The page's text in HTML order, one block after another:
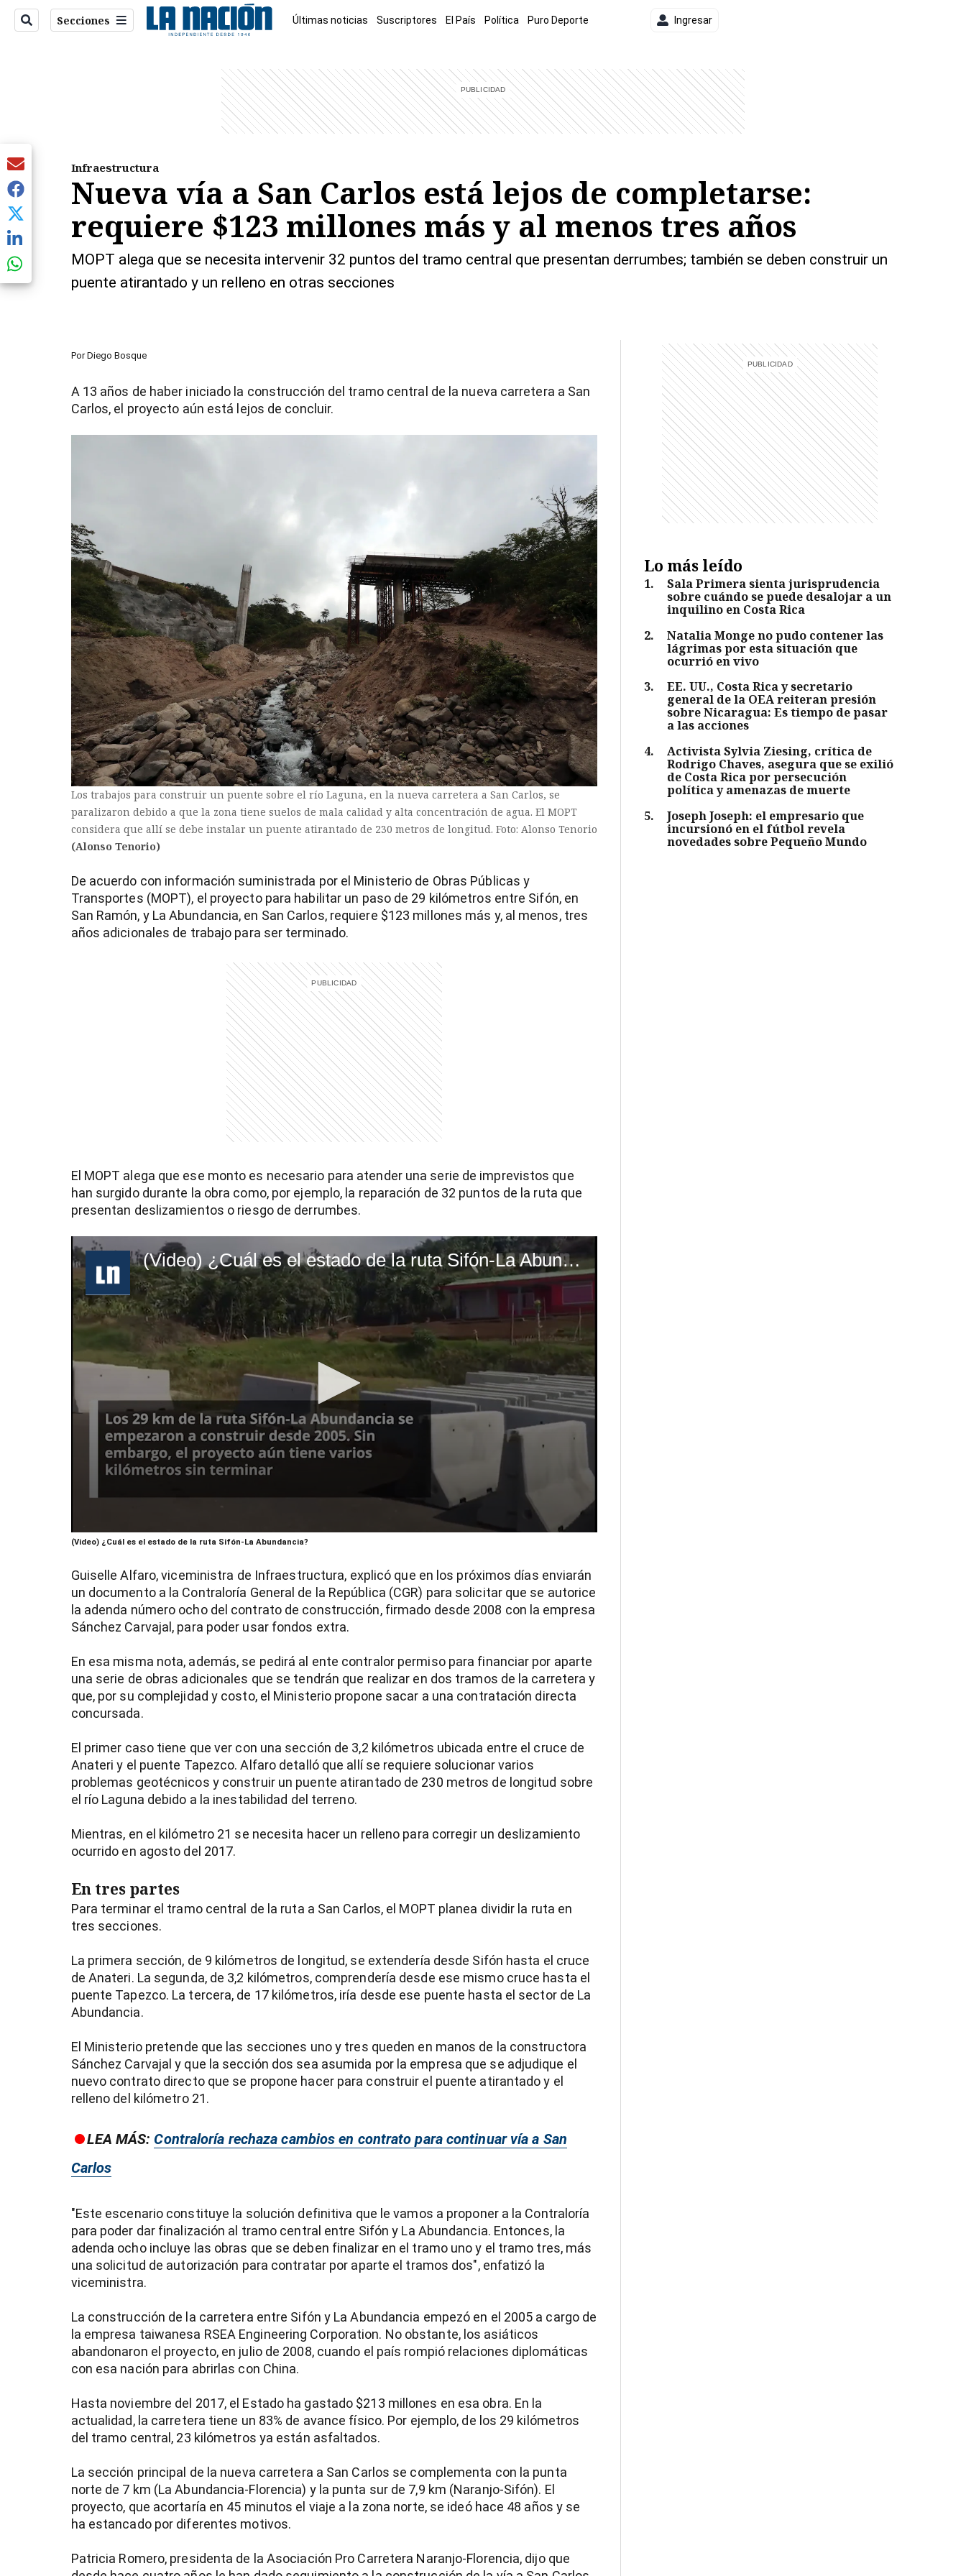
Secciones Últimas noticias Suscriptores El País Política Puro Deporte Ingresar
Infraestructura
Nueva vía a San Carlos está lejos de completarse:
requiere $123 millones más y al menos tres años
MOPT alega que se necesita intervenir 32 puntos del tramo central que presentan derrumbes; también se deben construir un
puente atirantado y un relleno en otras secciones
Por Diego Bosque
A 13 años de haber iniciado la construcción del tramo central de la nueva carretera a San
Carlos, el proyecto aún está lejos de concluir.
Los trabajos para construir un puente sobre el río Laguna, en la nueva carretera a San Carlos, se
paralizaron debido a que la zona tiene suelos de mala calidad y alta concentración de agua. El MOPT
considera que allí se debe instalar un puente atirantado de 230 metros de longitud. Foto: Alonso Tenorio
(Alonso Tenorio)
De acuerdo con información suministrada por el Ministerio de Obras Públicas y
Transportes (MOPT), el proyecto para habilitar un paso de 29 kilómetros entre Sifón, en
San Ramón, y La Abundancia, en San Carlos, requiere $123 millones más y, al menos, tres
años adicionales de trabajo para ser terminado.
El MOPT alega que ese monto es necesario para atender una serie de imprevistos que
han surgido durante la obra como, por ejemplo, la reparación de 32 puntos de la ruta que
presentan deslizamientos o riesgo de derrumbes.
(Video) ¿Cuál es el estado de la ruta Sifón-La Abundancia?
0
seconds
1
minute,
35
secondsVolume
90%
(Video) ¿Cuál es el estado de la ruta Sifón-La Abundancia?
Guiselle Alfaro, viceministra de Infraestructura, explicó que en los próximos días enviarán
un documento a la Contraloría General de la República (CGR) para solicitar que se autorice
la adenda número ocho del contrato de construcción, firmado desde 2008 con la empresa
Sánchez Carvajal, para poder usar fondos extra.
En esa misma nota, además, se pedirá al ente contralor permiso para financiar por aparte
una serie de obras adicionales que se tendrán que realizar en dos tramos de la carretera y
que, por su complejidad y costo, el Ministerio propone sacar a una contratación directa
concursada.
El primer caso tiene que ver con una sección de 3,2 kilómetros ubicada entre el cruce de
Anateri y el puente Tapezco. Alfaro detalló que allí se requiere solucionar varios
problemas geotécnicos y construir un puente atirantado de 230 metros de longitud sobre
el río Laguna debido a la inestabilidad del terreno.
Mientras, en el kilómetro 21 se necesita hacer un relleno para corregir un deslizamiento
ocurrido en agosto del 2017.
En tres partes
Para terminar el tramo central de la ruta a San Carlos, el MOPT planea dividir la ruta en
tres secciones.
La primera sección, de 9 kilómetros de longitud, se extendería desde Sifón hasta el cruce
de Anateri. La segunda, de 3,2 kilómetros, comprendería desde ese mismo cruce hasta el
puente Tapezco. La tercera, de 17 kilómetros, iría desde ese puente hasta el sector de La
Abundancia.
El Ministerio pretende que las secciones uno y tres queden en manos de la constructora
Sánchez Carvajal y que la sección dos sea asumida por la empresa que se adjudique el
nuevo contrato directo que se propone hacer para construir el puente atirantado y el
relleno del kilómetro 21.
LEA MÁS: Contraloría rechaza cambios en contrato para continuar vía a San
Carlos
"Este escenario constituye la solución definitiva que le vamos a proponer a la Contraloría
para poder dar finalización al tramo central entre Sifón y La Abundancia. Entonces, la
adenda ocho incluye las obras que se deben finalizar en el tramo uno y el tramo tres, más
una solicitud de autorización para contratar por aparte el tramos dos", enfatizó la
viceministra.
La construcción de la carretera entre Sifón y La Abundancia empezó en el 2005 a cargo de
la empresa taiwanesa RSEA Engineering Corporation. No obstante, los asiáticos
abandonaron el proyecto, en julio de 2008, cuando el país rompió relaciones diplomáticas
con esa nación para abrirlas con China.
Hasta noviembre del 2017, el Estado ha gastado $213 millones en esa obra. En la
actualidad, la carretera tiene un 83% de avance físico. Por ejemplo, de los 29 kilómetros
del tramo central, 23 kilómetros ya están asfaltados.
La sección principal de la nueva carretera a San Carlos se complementa con la punta
norte de 7 km (La Abundancia-Florencia) y la punta sur de 7,9 km (Naranjo-Sifón). El
proyecto, que acortaría en 45 minutos el viaje a la zona norte, se ideó hace 48 años y se
ha estancado por diferentes motivos.
Patricia Romero, presidenta de la Asociación Pro Carretera Naranjo-Florencia, dijo que
Lo más leído
1.
Sala Primera sienta jurisprudencia
sobre cuándo se puede desalojar a un
inquilino en Costa Rica
2.
Natalia Monge no pudo contener las
lágrimas por esta situación que
ocurrió en vivo
3.
EE. UU., Costa Rica y secretario
general de la OEA reiteran presión
sobre Nicaragua: Es tiempo de pasar
a las acciones
4.
Activista Sylvia Ziesing, crítica de
Rodrigo Chaves, asegura que se exilió
de Costa Rica por persecución
política y amenazas de muerte
5.
Joseph Joseph: el empresario que
incursionó en el fútbol revela
novedades sobre Pequeño Mundo